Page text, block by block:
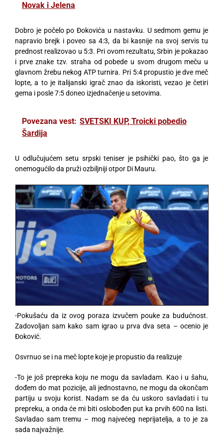
Novak i Jelena
Dobro je počelo po Đokovića u nastavku. U sedmom gemu je
napravio brejk i poveo sa 4:3, da bi kasnije na svoj servis tu
prednost realizovao u 5:3. Pri ovom rezultatu, Srbin je pokazao
i prve znake tzv. straha od pobede u svom drugom meču u
glavnom žrebu nekog ATP turnira. Pri 5:4 propustio je dve meč
lopte, a to je italijanski igrač znao da iskoristi, vezao je četiri
gema i posle 7:5 doneo izjednačenje u setovima.
Povezana vest: SVETSKI KUP, Troicki pobedio
Šardija
U odlučujućem setu srpski teniser je psihički pao, što ga je
onemogućilo da pruži ozbiljniji otpor Di Mauru.
-Pokušaću da iz ovog poraza izvučem pouke za budućnost.
Zadovoljan sam kako sam igrao u prva dva seta – ocenio je
Đoković.
Osvrnuo se i na meč lopte koje je propustio da realizuje
-To je još prepreka koju ne mogu da savladam. Kao i u šahu,
dođem do mat pozicije, ali jednostavno, ne mogu da okončam
partiju u svoju korist. Nadam se da ću uskoro savladati i tu
prepreku, a onda će mi biti oslobođen put ka prvih 600 na listi.
Savladao sam tremu – mog najvećeg neprijatelja, a to je za
sada najvažnije.